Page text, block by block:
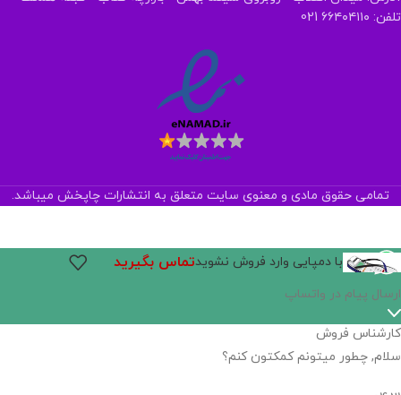
تلفن: ۶۶۴۰۴۱۱۰ 021
تمامی حقوق مادی و معنوی سایت متعلق به انتشارات چاپخش میباشد.
با دمپایی وارد فروش نشویدتماس بگیرید
اگر